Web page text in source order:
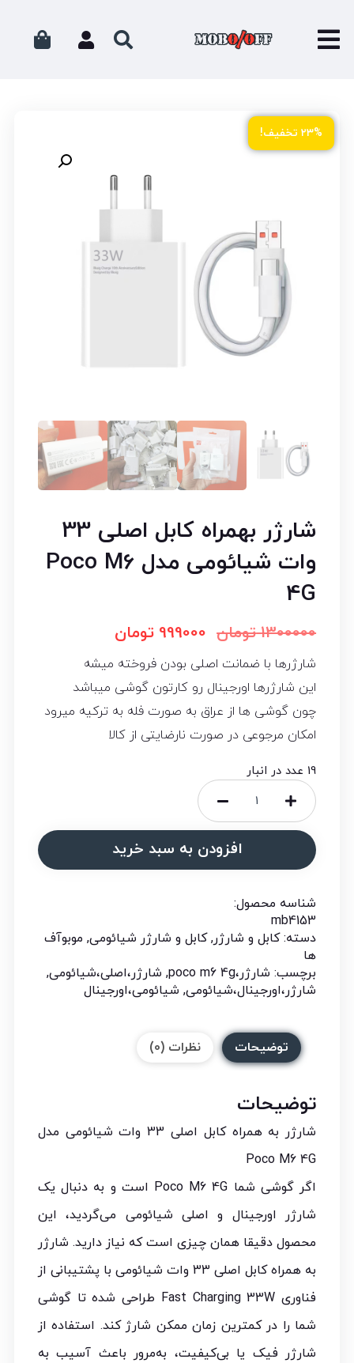
۲۳% تخفیف!
شارژر بهمراه کابل اصلی 33
وات شیائومی مدل Poco M6
4G
1300000 تومان 999000 تومان
شارژرها با ضمانت اصلی بودن فروخته میشه
این شارژرها اورجینال رو کارتون گوشی میباشد
چون گوشی ها از عراق به صورت فله به ترکیه میرود
امکان مرجوعی در صورت نارضایتی از کالا
19 عدد در انبار
افزودن به سبد خرید
شناسه محصول:
mb4153
دسته:کابل و شارژر,کابل و شارژر شیائومی, موبوآف
ها
برچسب: شارژر،poco m6 4g , شارژر،اصلی،شیائومی,
شارژر،اورجینال،شیائومی, شیائومی،اورجینال
توضیحات نظرات (0)
توضیحات
شارژر به همراه کابل اصلی 33 وات شیائومی مدل
Poco M6 4G
اگر گوشی شما Poco M6 4G است و به دنبال یک
شارژر اورجینال و اصلی شیائومی می‌گردید، این
محصول دقیقا همان چیزی است که نیاز دارید. شارژر
به همراه کابل اصلی 33 وات شیائومی با پشتیبانی از
فناوری Fast Charging 33W طراحی شده تا گوشی
شما را در کمترین زمان ممکن شارژ کند. استفاده از
شارژر فیک یا بی‌کیفیت، به‌مرور باعث آسیب به